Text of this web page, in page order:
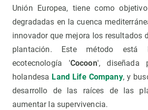
Unión Europea, tiene como
degradadas en la cuenca
innovador que mejora los resultados
plantación. Este método
ecotecnología 'Cocoon', diseñada
holandesa Land Life Company, y
desarrollo de las raíces de las
aumentar la supervivencia.